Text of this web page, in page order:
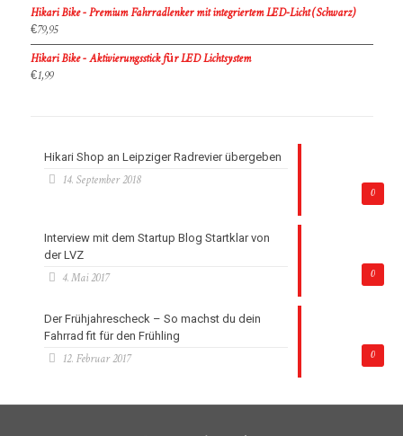
Hikari Bike - Premium Fahrradlenker mit integriertem LED-Licht (Schwarz)
€79,95
Hikari Bike - Aktivierungsstick für LED Lichtsystem
€1,99
0
Hikari Shop an Leipziger Radrevier übergeben
14. September 2018
0
Interview mit dem Startup Blog Startklar von
der LVZ
4. Mai 2017
0
Der Frühjahrescheck – So machst du dein
Fahrrad fit für den Frühling
12. Februar 2017